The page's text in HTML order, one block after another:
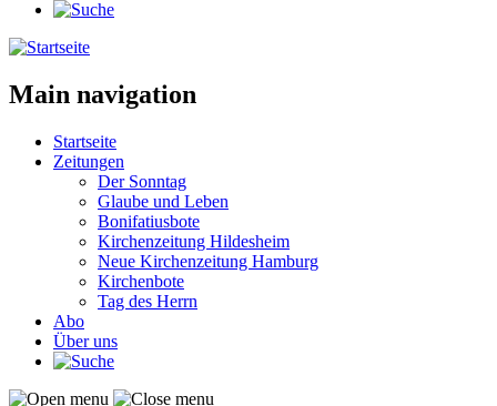
Main navigation
Startseite
Zeitungen
Der Sonntag
Glaube und Leben
Bonifatiusbote
Kirchenzeitung Hildesheim
Neue Kirchenzeitung Hamburg
Kirchenbote
Tag des Herrn
Abo
Über uns